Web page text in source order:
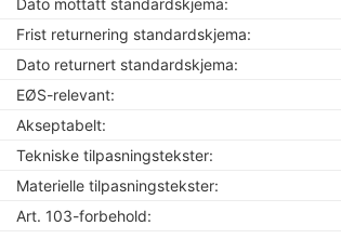
Frist returnering standardskjema:
Dato returnert standardskjema:
EØS-relevant:
Akseptabelt:
Tekniske tilpasningstekster:
Materielle tilpasningstekster:
Art. 103-forbehold: